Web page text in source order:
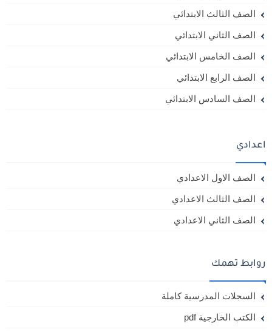
الصف الثالث الابتدائي
الصف الثاني الابتدائي
الصف الخامس الابتدائي
الصف الرابع الابتدائي
الصف السادس الابتدائي
اعدادي
الصف الاول الاعدادي
الصف الثالث الاعدادي
الصف الثاني الاعدادي
روابط تهمك
السجلات المدرسية كاملة
الكتب الخارجية pdf